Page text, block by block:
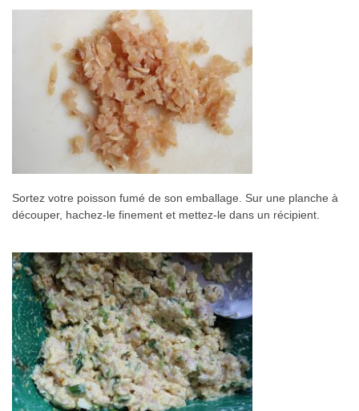
Sortez votre poisson fumé de son emballage. Sur une planche à
découper, hachez-le finement et mettez-le dans un récipient.